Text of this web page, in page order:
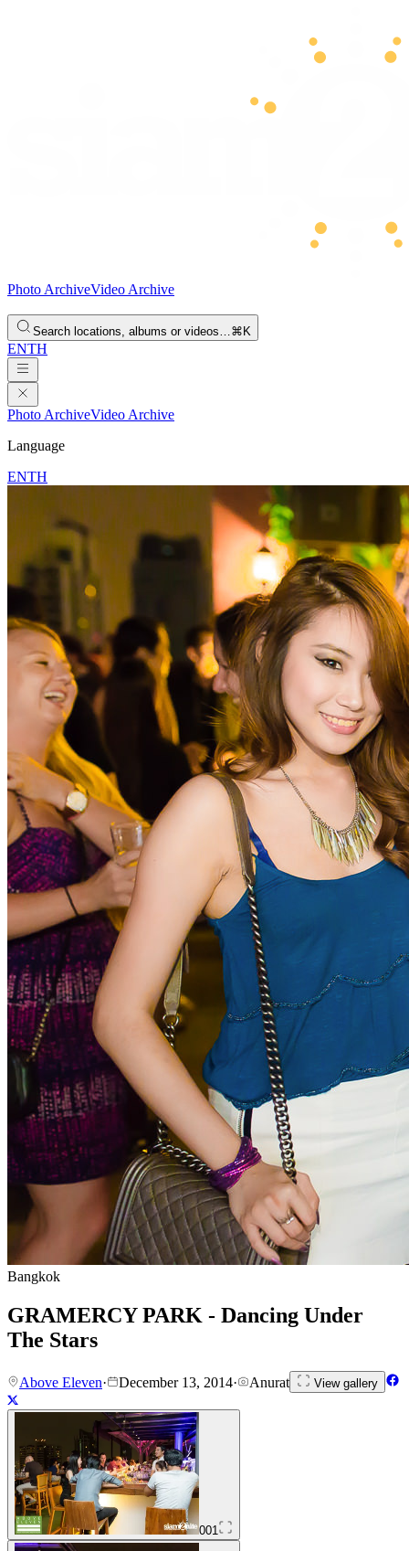
Photo ArchiveVideo Archive
Search locations, albums or videos…⌘K
ENTH
Photo ArchiveVideo Archive
Language
ENTH
Bangkok
GRAMERCY PARK - Dancing Under
The Stars
Above Eleven· December 13, 2014· Anurat View gallery
001